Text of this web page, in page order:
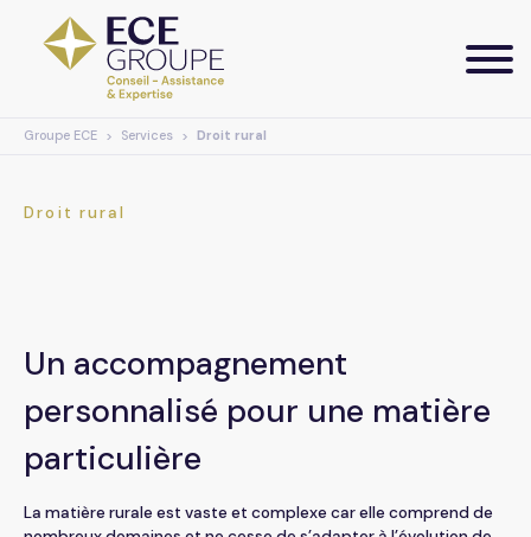
Services
Conseil
Droit des affaires
Droit rural
Secteurs d’activités
Commerce
Économie Sociale & Solidaire
Notes d’information
WebTV
Notre offre digitale
Votre extranet
Nous rejoindre
Groupe ECE Services Droit rural
Droit rural
Un accompagnement
personnalisé pour une matière
particulière
La matière rurale est vaste et complexe car elle comprend de